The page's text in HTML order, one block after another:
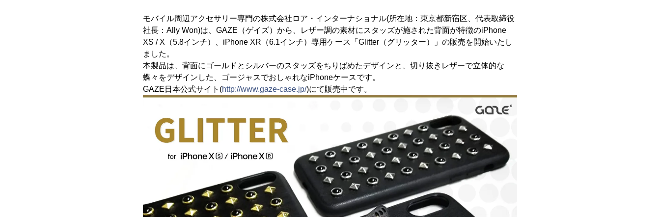
モバイル周辺アクセサリー専門の株式会社ロア・インターナショナル(所在地：東京都新宿区、代表取締役
社長：Ally Won)は、GAZE（ゲイズ）から、レザー調の素材にスタッズが施された背面が特徴のiPhone
XS / X（5.8インチ）、iPhone XR（6.1インチ）専用ケース「Glitter（グリッター）」の販売を開始いたし
ました。
本製品は、背面にゴールドとシルバーのスタッズをちりばめたデザインと、切り抜きレザーで立体的な
蝶々をデザインした、ゴージャスでおしゃれなiPhoneケースです。
GAZE日本公式サイト(http://www.gaze-case.jp/)にて販売中です。